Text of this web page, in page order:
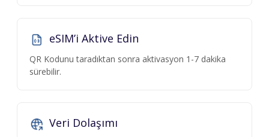
eSIM’i Aktive Edin
QR Kodunu taradıktan sonra aktivasyon 1-7 dakika
sürebilir.
Veri Dolaşımı